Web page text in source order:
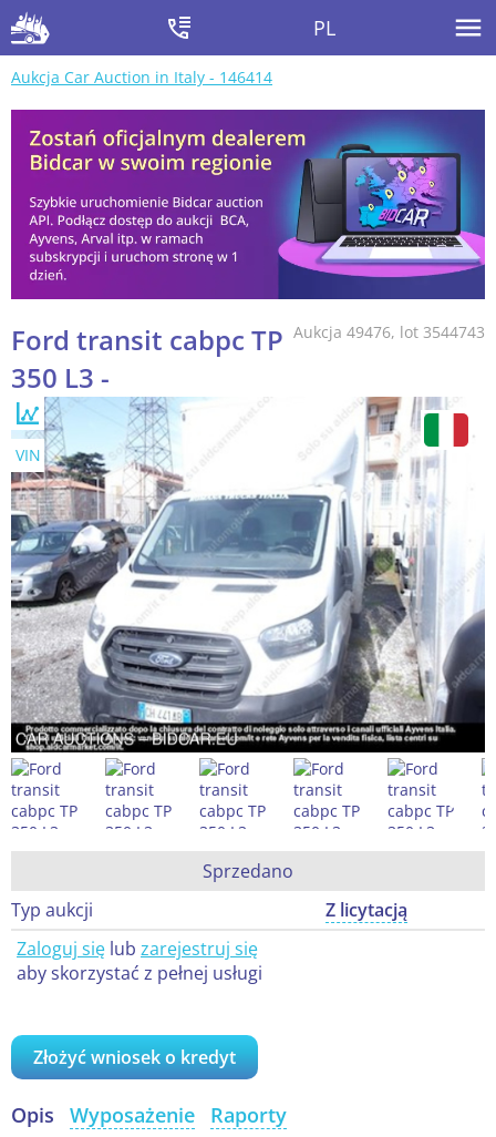
PL
Aukcja Car Auction in Italy - 146414
Aukcja 49476, lot 3544743
Ford transit cabpc TP
350 L3 -
VIN
Sprzedano
Typ aukcji
Z licytacją
Zaloguj się lub zarejestruj się
aby skorzystać z pełnej usługi
Złożyć wniosek o kredyt
Opis Wyposażenie Raporty